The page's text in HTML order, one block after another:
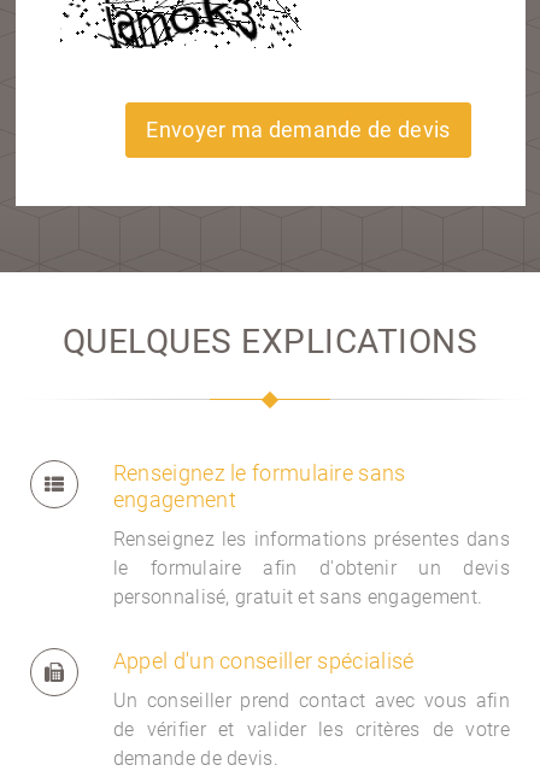
Envoyer ma demande de devis
QUELQUES EXPLICATIONS
Renseignez le formulaire sans
engagement
Renseignez les informations présentes dans
le formulaire afin d'obtenir un devis
personnalisé, gratuit et sans engagement.
Appel d'un conseiller spécialisé
Un conseiller prend contact avec vous afin
de vérifier et valider les critères de votre
demande de devis.